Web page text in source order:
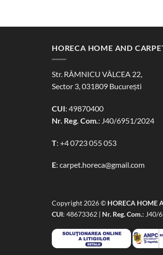
HORECA HOME AND
Str. RÂMNICU VÂLCEA 22,
Sector 3, 031809 București
CUI: 49870400
Nr. Reg. Com.: J40/6951/2024
T: +4 0723 055 053
E: carpet.horeca@gmail.com
Copyright 2026 © HORECA HOME
CUI: 48673362 | Nr. Reg. Com.: J40/